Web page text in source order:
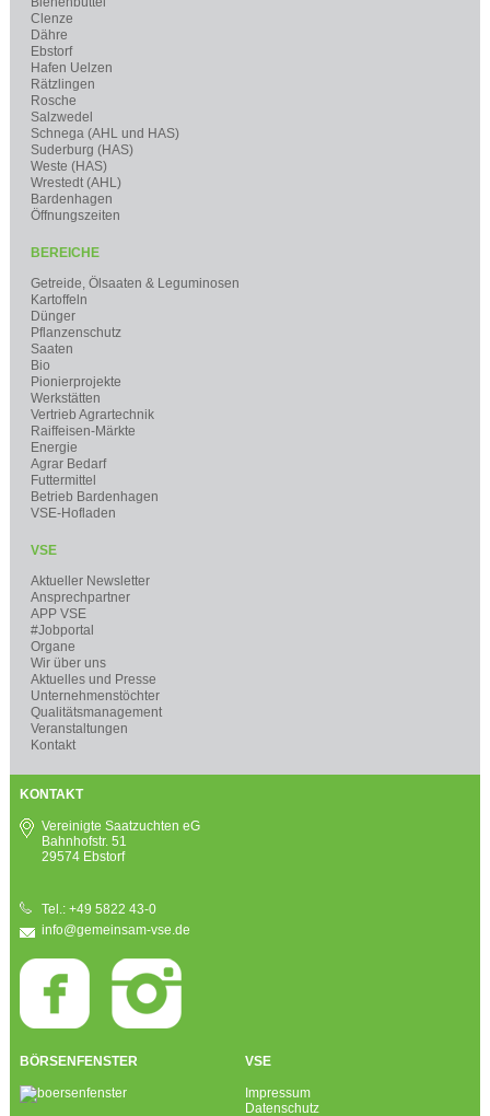
Clenze
Dähre
Ebstorf
Hafen Uelzen
Rätzlingen
Rosche
Salzwedel
Schnega (AHL und HAS)
Suderburg (HAS)
Weste (HAS)
Wrestedt (AHL)
Bardenhagen
Öffnungszeiten
BEREICHE
Getreide, Ölsaaten & Leguminosen
Kartoffeln
Dünger
Pflanzenschutz
Saaten
Bio
Pionierprojekte
Werkstätten
Vertrieb Agrartechnik
Raiffeisen-Märkte
Energie
Agrar Bedarf
Futtermittel
Betrieb Bardenhagen
VSE-Hofladen
VSE
Aktueller Newsletter
Ansprechpartner
APP VSE
#Jobportal
Organe
Wir über uns
Aktuelles und Presse
Unternehmenstöchter
Qualitätsmanagement
Veranstaltungen
Kontakt
KONTAKT
Vereinigte Saatzuchten eG
Bahnhofstr. 51
29574 Ebstorf
Tel.: +49 5822 43-0
info@gemeinsam-vse.de
BÖRSENFENSTER VSE
Impressum
Datenschutz